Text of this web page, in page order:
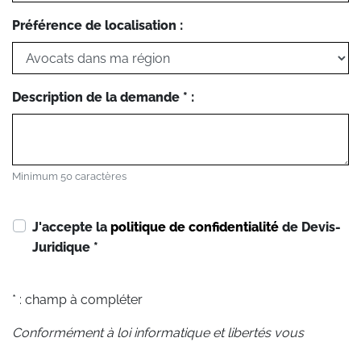
Préférence de localisation :
Description de la demande * :
Minimum 50 caractères
J'accepte la politique de confidentialité de Devis-
Juridique *
* : champ à compléter
Conformément à loi informatique et libertés vous